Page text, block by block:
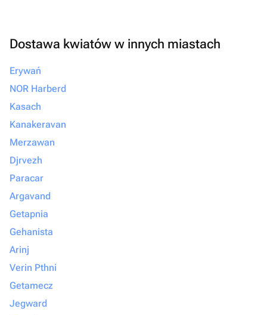
Dostawa kwiatów w innych miastach
Erywań
NOR Harberd
Kasach
Kanakeravan
Merzawan
Djrvezh
Paracar
Argavand
Getapnia
Gehanista
Arinj
Verin Pthni
Getamecz
Jegward